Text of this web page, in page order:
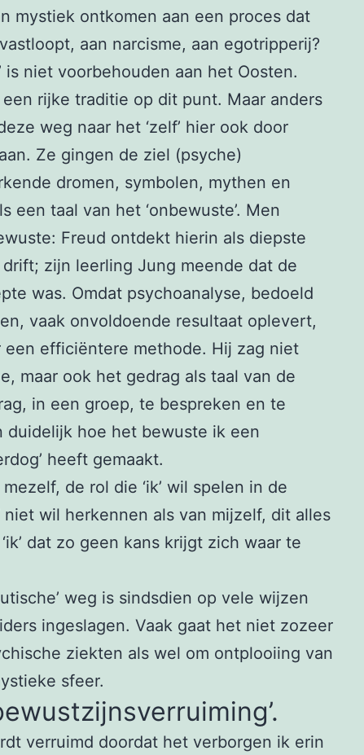
mystiek ontkomen aan een proces dat
aan narcisme, aan egotripperij?
is niet voorbehouden aan het Oosten.
rijke traditie op dit punt. Maar anders
weg naar het ‘zelf’ hier ook door
Ze gingen de ziel (psyche)
dromen, symbolen, mythen en
een taal van het ‘onbewuste’. Men
Freud ontdekt hierin als diepste
zijn leerling Jung meende dat de
was. Omdat psychoanalyse, bedoeld
vaak onvoldoende resultaat oplevert,
een efficiëntere methode. Hij zag niet
maar ook het gedrag als taal van de
in een groep, te bespreken en te
duidelijk hoe het bewuste ik een
heeft gemaakt.
mezelf, de rol die ‘ik’ wil spelen in de
niet wil herkennen als van mijzelf, dit alles
dat zo geen kans krijgt zich waar te
weg is sindsdien op vele wijzen
ingeslagen. Vaak gaat het niet zozeer
ziekten als wel om ontplooiing van
sfeer.
verruimd doordat het verborgen ik erin